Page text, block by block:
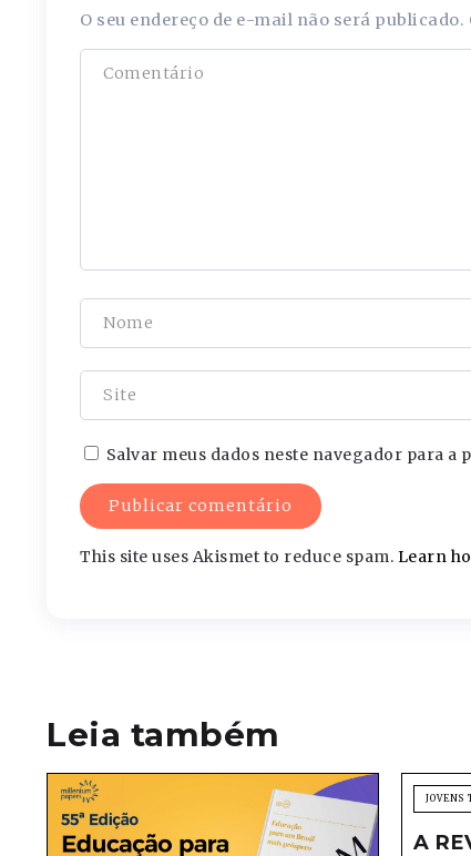
O seu endereço de e-mail não será publicado.
Salvar meus dados neste navegador para a
This site uses Akismet to reduce spam. Learn
Leia também
JOVENS
A